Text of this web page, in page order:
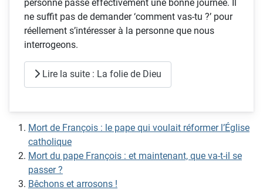
personne passe effectivement une bonne journée. Il
ne suffit pas de demander ‘comment vas-tu ?’ pour
réellement s’intéresser à la personne que nous
interrogeons.
Lire la suite : La folie de Dieu
Mort de François : le pape qui voulait réformer l’Église
catholique
Mort du pape François : et maintenant, que va-t-il se
passer ?
Bêchons et arrosons !